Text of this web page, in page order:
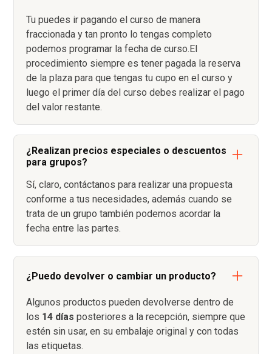
Tu puedes ir pagando el curso de manera
fraccionada y tan pronto lo tengas completo
podemos programar la fecha de curso.El
procedimiento siempre es tener pagada la reserva
de la plaza para que tengas tu cupo en el curso y
luego el primer día del curso debes realizar el pago
del valor restante.
¿Realizan precios especiales o descuentos
para grupos?
Sí, claro, contáctanos para realizar una propuesta
conforme a tus necesidades, además cuando se
trata de un grupo también podemos acordar la
fecha entre las partes.
¿Puedo devolver o cambiar un producto?
Algunos productos pueden devolverse dentro de
los 14 días posteriores a la recepción, siempre que
estén sin usar, en su embalaje original y con todas
las etiquetas.